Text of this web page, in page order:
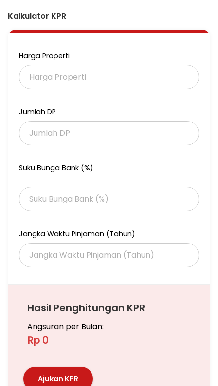
Kalkulator KPR
Harga Properti
Jumlah DP
Suku Bunga Bank (%)
Jangka Waktu Pinjaman (Tahun)
Hasil Penghitungan KPR
Angsuran per Bulan:
Rp 0
Ajukan KPR